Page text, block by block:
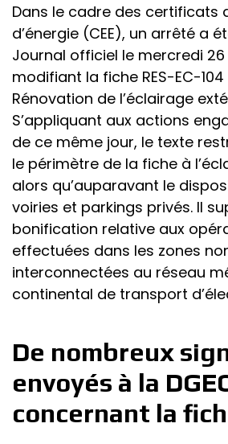
Dans le cadre des certificats
d’énergie (CEE), un arrêté a
Journal officiel le mercredi
modifiant la fiche RES-EC-
Rénovation de l’éclairage
S’appliquant aux actions
de ce même jour, le texte
le périmètre de la fiche à
alors qu’auparavant le
voiries et parkings privés. Il
bonification relative aux
effectuées dans les zones
interconnectées au réseau
continental de transport
De nombreux
envoyés à la
concernant la